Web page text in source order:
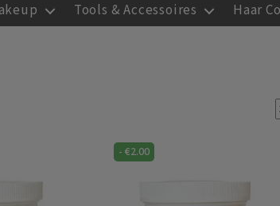
Tools & Accessoires Haar
- €2.00